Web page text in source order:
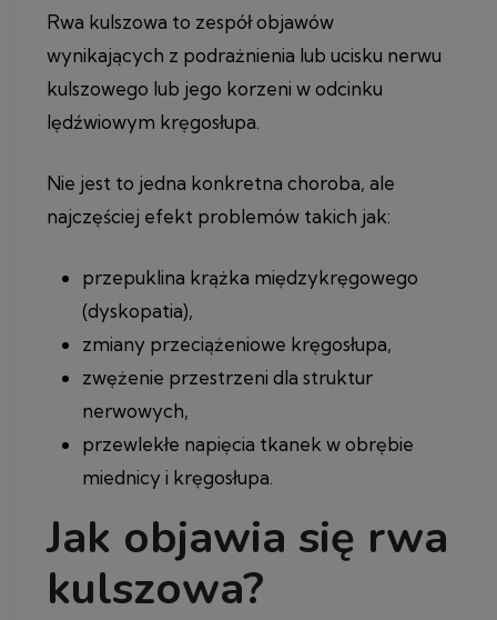
Rwa kulszowa to zespół objawów
wynikających z podrażnienia lub ucisku nerwu
kulszowego lub jego korzeni w odcinku
lędźwiowym kręgosłupa.
Nie jest to jedna konkretna choroba, ale
najczęściej efekt problemów takich jak:
przepuklina krążka międzykręgowego
(dyskopatia),
zmiany przeciążeniowe kręgosłupa,
zwężenie przestrzeni dla struktur
nerwowych,
przewlekłe napięcia tkanek w obrębie
miednicy i kręgosłupa.
Jak objawia się rwa
kulszowa?